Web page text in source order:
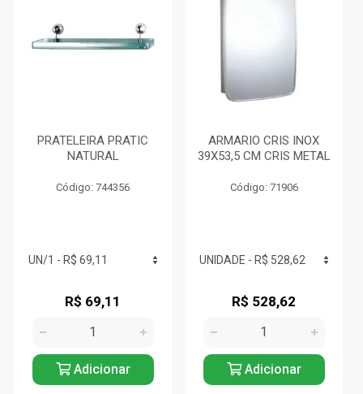
PRATELEIRA PRATIC
NATURAL
Código: 744356
R$ 69,11
Adicionar
ARMARIO CRIS INOX
39X53,5 CM CRIS METAL
Código: 71906
R$ 528,62
Adicionar